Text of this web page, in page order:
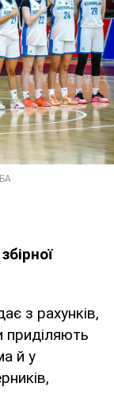
з рахунків,
приділяють
й у